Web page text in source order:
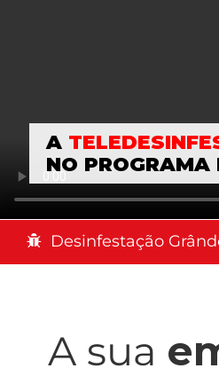
A
NO
Desinfestação
A sua